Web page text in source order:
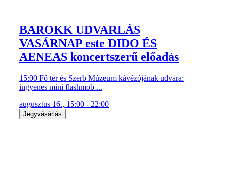
BAROKK UDVARLÁS
VASÁRNAP este DIDO ÉS
AENEAS koncertszerű előadás
15:00 Fő tér és Szerb Múzeum kávézójának udvara:
ingyenes mini flashmob ...
augusztus 16., 15:00 - 22:00
Jegyvásárlás